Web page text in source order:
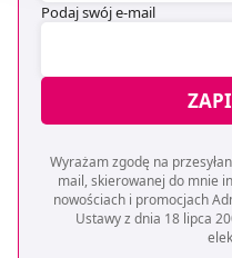
będzie oznaczało, że nie
z brakiem dostępu do
Strony.
Podaj swój e-mail
Wyrażam zgodę na
mail, skierowanej do mnie
nowościach i promocjach
Ustawy z dnia 18 lipca